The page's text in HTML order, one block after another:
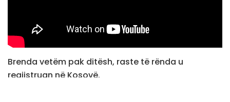
Brenda vetëm pak ditësh, raste të rënda u
regjistruan në Kosovë.